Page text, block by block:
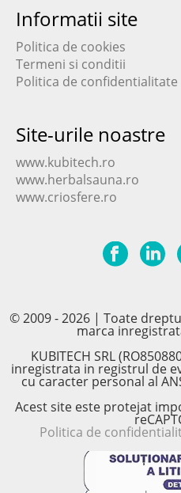
Informatii site
Politica de cookies
Termeni si conditii
Politica de confidentialitate
Site-urile noastre
www.kubitech.ro
www.herbalsauna.ro
www.criosfere.ro
© 2009 - 2026 | Toate
marca
KUBITECH SRL
inregistrata in registrul de
cu caracter personal al
Acest site este protejat
Politica de